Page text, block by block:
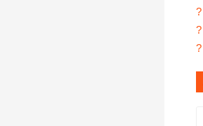
?
?
?